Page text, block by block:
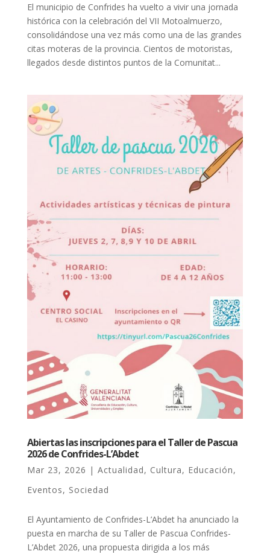
El municipio de Confrides ha vuelto a vivir una jornada
histórica con la celebración del VII Motoalmuerzo,
consolidándose una vez más como una de las grandes
citas moteras de la provincia. Cientos de motoristas,
llegados desde distintos puntos de la Comunitat...
Abiertas las inscripciones para el Taller de Pascua
2026 de Confrides-L’Abdet
Mar 23, 2026 | Actualidad, Cultura, Educación,
Eventos, Sociedad
El Ayuntamiento de Confrides-L’Abdet ha anunciado la
puesta en marcha de su Taller de Pascua Confrides-
L’Abdet 2026, una propuesta dirigida a los más